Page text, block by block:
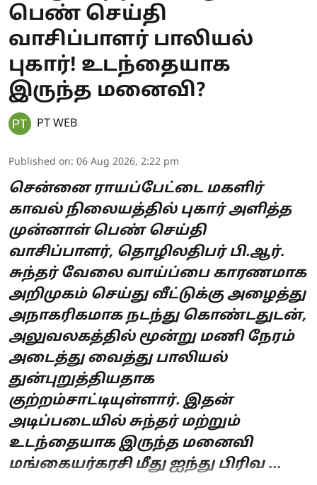
பெண் செய்தி
வாசிப்பாளர் பாலியல்
புகார்! உடந்தையாக
இருந்த மனைவி?
PT WEB
Published on: 06 Aug 2026, 2:22 pm
சென்னை ராயப்பேட்டை மகளிர்
காவல் நிலையத்தில் புகார் அளித்த
முன்னாள் பெண் செய்தி
வாசிப்பாளர், தொழிலதிபர் பி.ஆர்.
சுந்தர் வேலை வாய்ப்பை காரணமாக
அறிமுகம் செய்து வீட்டுக்கு அழைத்து
அநாகரிகமாக நடந்து கொண்டதுடன்,
அலுவலகத்தில் மூன்று மணி நேரம்
அடைத்து வைத்து பாலியல்
துன்புறுத்தியதாக
குற்றம்சாட்டியுள்ளார். இதன்
அடிப்படையில் சுந்தர் மற்றும்
உடந்தையாக இருந்த மனைவி
மங்கையர்கரசி மீது ஐந்து பிரிவ ...